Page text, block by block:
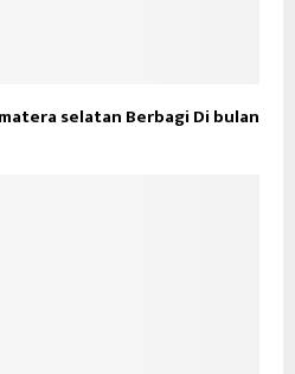
selatan Berbagi Di bulan